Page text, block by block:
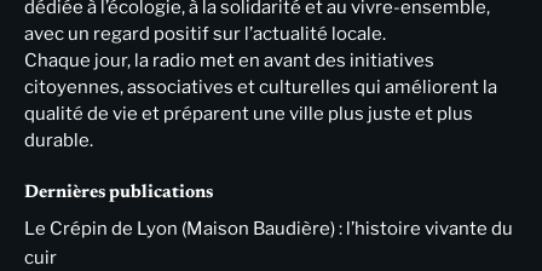
dédiée à l’écologie, à la solidarité et au vivre-ensemble,
avec un regard positif sur l’actualité locale.
Chaque jour, la radio met en avant des initiatives
citoyennes, associatives et culturelles qui améliorent la
qualité de vie et préparent une ville plus juste et plus
durable.
Dernières publications
Le Crépin de Lyon (Maison Baudière) : l’histoire vivante du
cuir